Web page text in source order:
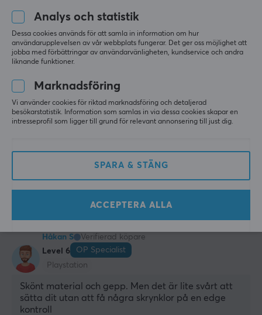
4 likes
Anders R
Verifierad köpare
Level 2
Tired Rookie
Passar perfekt till vanlig dualsense kontroller, men
dessvärre inte så bra till dualsense edge. Får den
inte till att sitta bra där man har
lillfingret/ringfingret.
KontrolFreek Performance Grips - PS5
Håkan S
Verifierad köpare
Level 6
OP Specialist
Playstation
Skönt material och gepp. Men det är lite svårt att
sätta dit utan att få några skrynklor på en edge
kontroll
Analys och statistik
Dessa cookies används för att samla in information om hur
användarupplevelsen av vår webbplats fungerar. Det ger oss möjlighet att
jobba med förbättringar av användarvänligheten, kundservice och andra
liknande funktioner.
Marknadsföring
Vi använder cookies för riktad marknadsföring och detaljerad
besökarstatistik. Information som samlas in via dessa cookies skapar en
intresseprofil som ligger till grund för relevant annonsering till just dig.
SPARA & STÄNG
ACCEPTERA ALLA